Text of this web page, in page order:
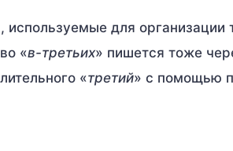
используемые для организации
«в-третьих» пишется тоже
«третий» с помощью